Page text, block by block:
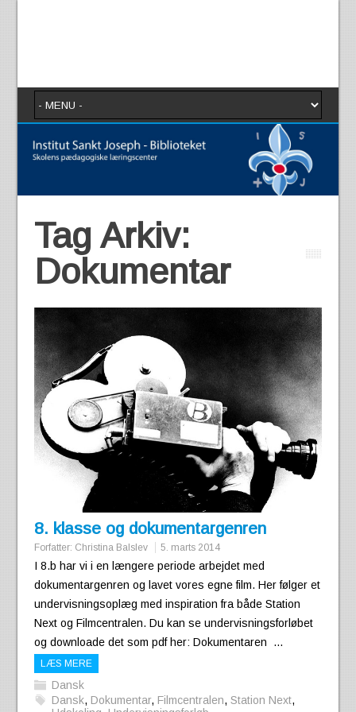
Tag Arkiv:
Dokumentar
8. klasse og dokumentargenren
Forfatter: Christina Balslev 5. marts 2014
I 8.b har vi i en længere periode arbejdet med
dokumentargenren og lavet vores egne film. Her følger et
undervisningsoplæg med inspiration fra både Station
Next og Filmcentralen. Du kan se undervisningsforløbet
og downloade det som pdf her: Dokumentaren …
LÆS MERE
Dansk
Dansk, Dokumentar, Filmcentralen, Station Next,